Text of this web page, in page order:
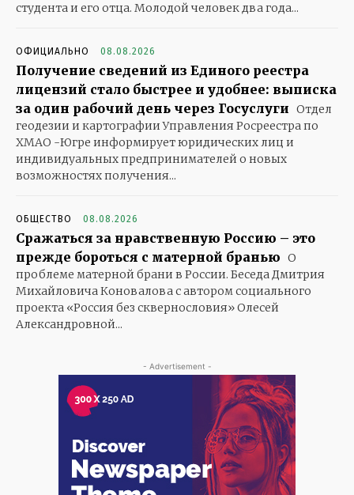
студента и его отца. Молодой человек два года...
ОФИЦИАЛЬНО 08.08.2026
Получение сведений из Единого реестра
лицензий стало быстрее и удобнее: выписка
за один рабочий день через Госуслуги Отдел
геодезии и картографии Управления Росреестра по
ХМАО -Югре информирует юридических лиц и
индивидуальных предпринимателей о новых
возможностях получения...
ОБЩЕСТВО 08.08.2026
Сражаться за нравственную Россию – это
прежде бороться с матерной бранью О
проблеме матерной брани в России. Беседа Дмитрия
Михайловича Коновалова с автором социального
проекта «Россия без сквернословия» Олесей
Александровной...
- Advertisement -